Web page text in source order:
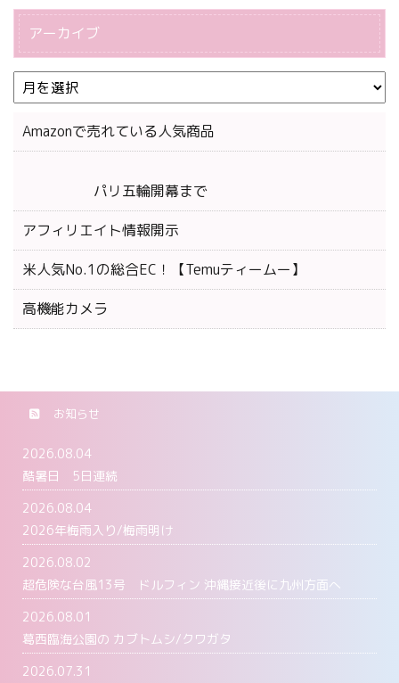
アーカイブ
Amazonで売れている人気商品
パリ五輪開幕まで
アフィリエイト情報開示
米人気No.1の総合EC！【Temuティームー】
高機能カメラ
お知らせ
2026.08.04
酷暑日 5日連続
2026.08.04
2026年梅雨入り/梅雨明け
2026.08.02
超危険な台風13号 ドルフィン 沖縄接近後に九州方面へ
2026.08.01
葛西臨海公園の カブトムシ/クワガタ
2026.07.31